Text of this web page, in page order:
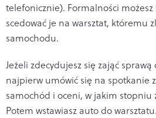
telefonicznie). Formalności możesz
scedować je na warsztat, któremu
samochodu.
Jeżeli zdecydujesz się zająć
najpierw umówić się na spotkanie
samochód i oceni, w jakim stopniu
Potem wstawiasz auto do